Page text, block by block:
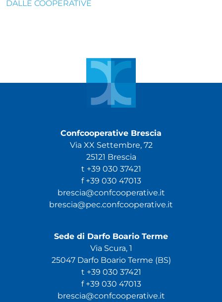
DALLE COOPERATIVE
Confcooperative Brescia
Via XX Settembre, 72
25121 Brescia
t +39 030 37421
f +39 030 47013
brescia@confcooperative.it
brescia@pec.confcooperative.it
Sede di Darfo Boario Terme
Via Scura, 1
25047 Darfo Boario Terme (BS)
t +39 030 37421
f +39 030 47013
brescia@confcooperative.it